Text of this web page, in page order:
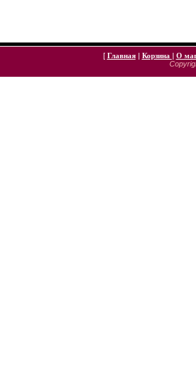
[ Главная| Корзина | О